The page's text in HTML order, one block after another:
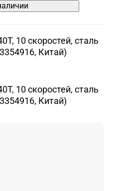
10 скоростей, сталь
Китай)
10 скоростей, сталь
Китай)